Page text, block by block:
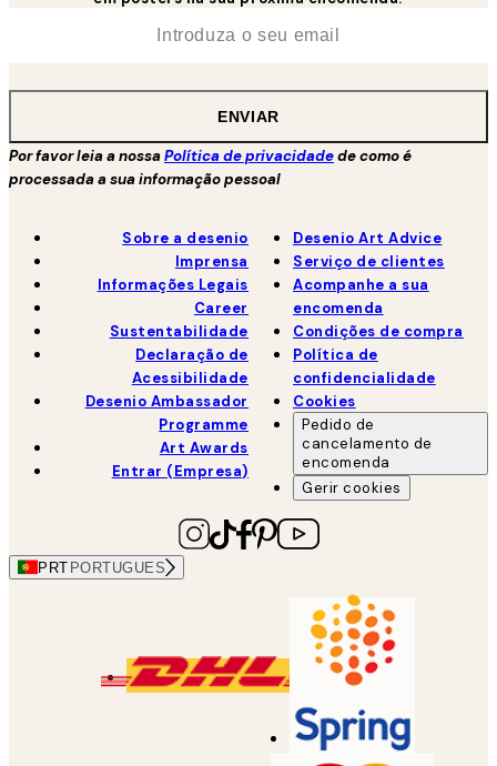
ENVIAR
Por favor leia a nossaPolítica de privacidadede como é
processada a sua informação pessoal
Sobre a desenio
Imprensa
Informações Legais
Career
Sustentabilidade
Declaração de
Acessibilidade
Desenio Ambassador
Programme
Art Awards
Entrar (Empresa)
Desenio Art Advice
Serviço de clientes
Acompanhe a sua
encomenda
Condições de compra
Política de
confidencialidade
Cookies
Pedido de
cancelamento de
encomenda
Gerir cookies
PRT PORTUGUES